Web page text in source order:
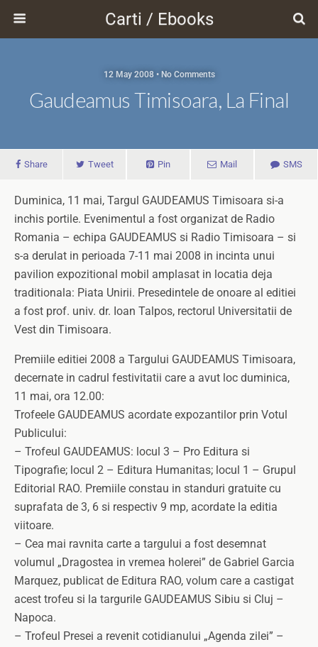
Carti / Ebooks
12 May 2008 • No Comments
Gaudeamus Timisoara, La Final
Share Tweet Pin Mail SMS
Duminica, 11 mai, Targul GAUDEAMUS Timisoara si-a
inchis portile. Evenimentul a fost organizat de Radio
Romania – echipa GAUDEAMUS si Radio Timisoara – si
s-a derulat in perioada 7-11 mai 2008 in incinta unui
pavilion expozitional mobil amplasat in locatia deja
traditionala: Piata Unirii. Presedintele de onoare al editiei
a fost prof. univ. dr. Ioan Talpos, rectorul Universitatii de
Vest din Timisoara.
Premiile editiei 2008 a Targului GAUDEAMUS Timisoara,
decernate in cadrul festivitatii care a avut loc duminica,
11 mai, ora 12.00:
Trofeele GAUDEAMUS acordate expozantilor prin Votul
Publicului:
– Trofeul GAUDEAMUS: locul 3 – Pro Editura si
Tipografie; locul 2 – Editura Humanitas; locul 1 – Grupul
Editorial RAO. Premiile constau in standuri gratuite cu
suprafata de 3, 6 si respectiv 9 mp, acordate la editia
viitoare.
– Cea mai ravnita carte a targului a fost desemnat
volumul „Dragostea in vremea holerei” de Gabriel Garcia
Marquez, publicat de Editura RAO, volum care a castigat
acest trofeu si la targurile GAUDEAMUS Sibiu si Cluj –
Napoca.
– Trofeul Presei a revenit cotidianului „Agenda zilei” –